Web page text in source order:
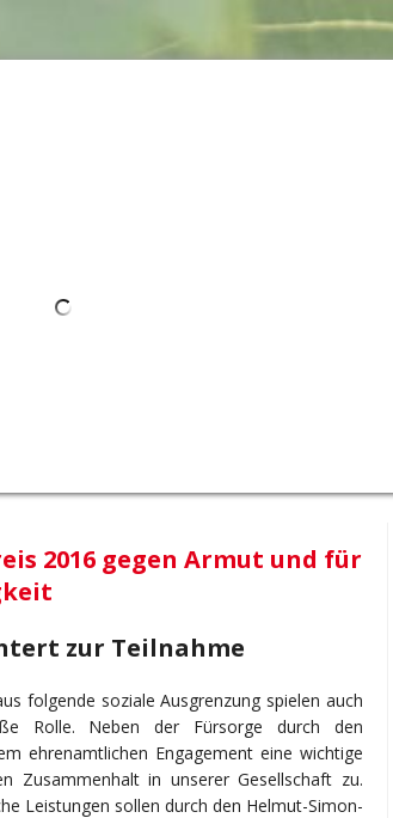
2016 gegen Armut und für
zur Teilnahme
folgende soziale Ausgrenzung spielen auch
Rolle. Neben der Fürsorge durch den
ehrenamtlichen Engagement eine wichtige
Zusammenhalt in unserer Gesellschaft zu.
Leistungen sollen durch den Helmut-Simon-